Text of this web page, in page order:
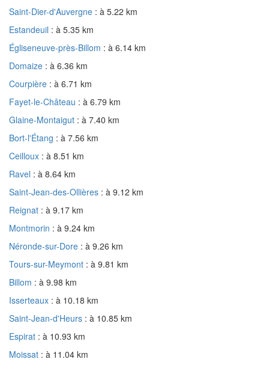
Saint-Dier-d'Auvergne : à 5.22 km
Estandeuil : à 5.35 km
Égliseneuve-près-Billom : à 6.14 km
Domaize : à 6.36 km
Courpière : à 6.71 km
Fayet-le-Château : à 6.79 km
Glaine-Montaigut : à 7.40 km
Bort-l'Étang : à 7.56 km
Ceilloux : à 8.51 km
Ravel : à 8.64 km
Saint-Jean-des-Ollières : à 9.12 km
Reignat : à 9.17 km
Montmorin : à 9.24 km
Néronde-sur-Dore : à 9.26 km
Tours-sur-Meymont : à 9.81 km
Billom : à 9.98 km
Isserteaux : à 10.18 km
Saint-Jean-d'Heurs : à 10.85 km
Espirat : à 10.93 km
Moissat : à 11.04 km